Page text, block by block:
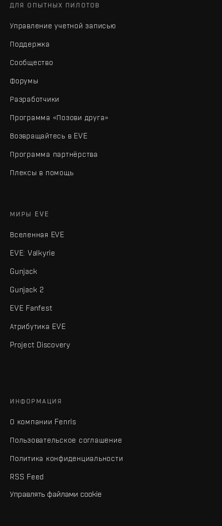
ДЛЯ ОПЫТНЫХ ПИЛОТОВ
Управление учетной записью
Поддержка
Сообщество
Форумы
Разработчики
Программа «Позови друга»
Возвращайтесь в EVE
Программа партнёрства
Плексы в помощь
МИРЫ EVE
Вселенная EVE
EVE: Valkyrie
Gunjack
Gunjack 2
EVE Fanfest
Атрибутика EVE
Project Discovery
ИНФОРМАЦИЯ
О компании Fenris
Пользовательское соглашение
Политика конфиденциальности
RSS Feed
Управлять файлами cookie